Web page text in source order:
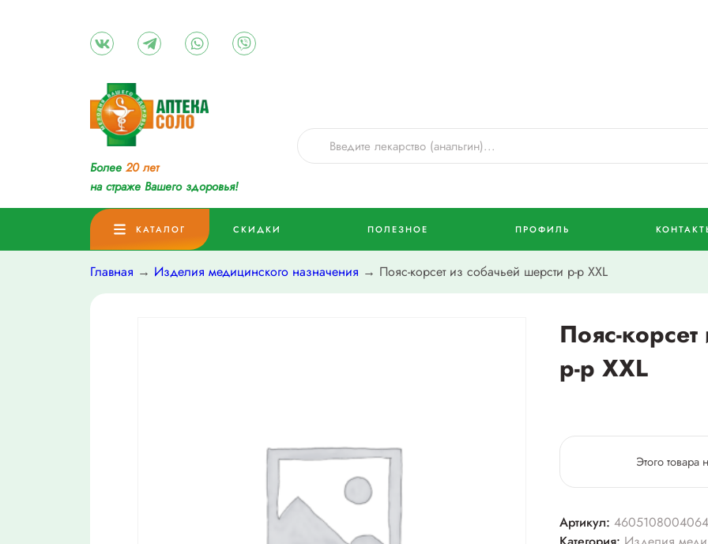
Более 20 лет
на страже Вашего здоровья!
КАТАЛОГ СКИДКИ ПОЛЕЗНОЕ ПРОФИЛЬ
Главная → Изделия медицинского назначения → Пояс-корсет из собачьей шерсти р-р XXL
Пояс-
р-р XXL
Этого товара
Артикул: 4605108004064